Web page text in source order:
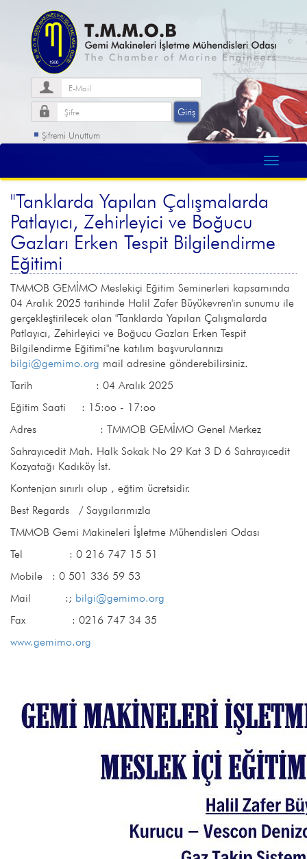
Şifremi Unuttum
"Tanklarda Yapılan Çalışmalarda
Patlayıcı, Zehirleyici ve Boğucu
Gazları Erken Tespit Bilgilendirme
Eğitimi
TMMOB GEMİMO Meslekiçi Eğitim Seminerleri kapsamında
04 Aralık 2025 tarihinde Halil Zafer Büyükevren'in sunumu ile
gerçekleştirilecek olan "Tanklarda Yapılan Çalışmalarda
Patlayıcı, Zehirleyici ve Boğucu Gazları Erken Tespit
Bilgilendirme Eğitimi"ne katılım başvurularınızı
bilgi@gemimo.org mail adresine gönderebilirsiniz.
Tarih : 04 Aralık 2025
Eğitim Saati : 15:oo - 17:oo
Adres : TMMOB GEMİMO Genel Merkez
Sahrayıcedit Mah. Halk Sokak No 29 Kat 3 D 6 Sahrayıcedit
Kozyatağı Kadıköy İst.
Kontenjan sınırlı olup , eğtim ücretsidir.
Best Regards / Saygılarımızla
TMMOB Gemi Makineleri İşletme Mühendisleri Odası
Tel : 0 216 747 15 51
Mobile : 0 501 336 59 53
Mail :; bilgi@gemimo.org
Fax : 0216 747 34 35
www.gemimo.org